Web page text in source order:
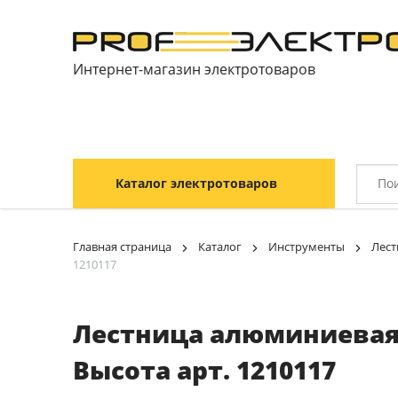
Интернет-магазин электротоваров
Каталог электротоваров
Главная страница Каталог Инструменты
1210117
Лестница алюминиевая
Высота арт. 1210117